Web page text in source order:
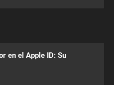
en el Apple ID: Su